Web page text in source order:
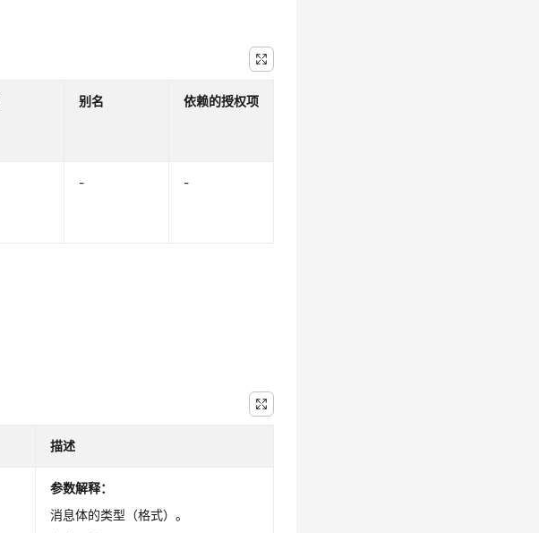
别名 依赖的授权项
- -
描述
参数解释：
消息体的类型（格式）。